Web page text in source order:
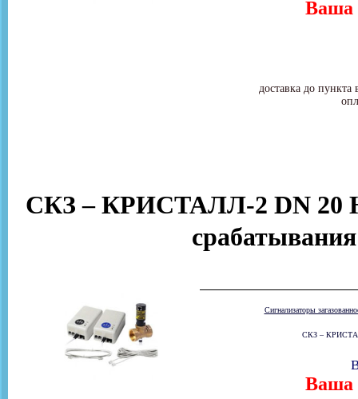
Ваша
доставка до
СКЗ – КРИСТАЛЛ-2 DN 20
Сигнализаторы
СКЗ –
Ваша